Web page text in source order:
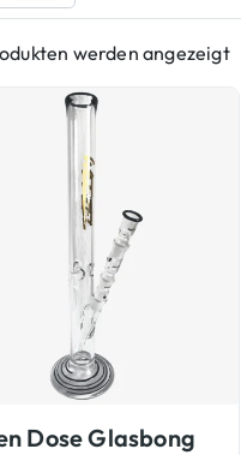
werden angezeigt
Dose Glasbong